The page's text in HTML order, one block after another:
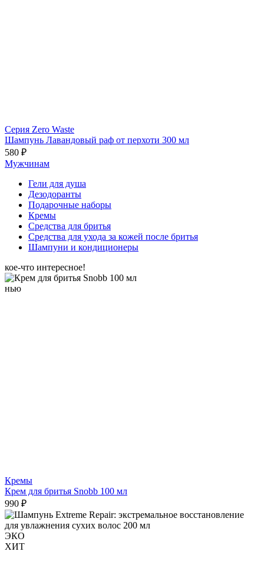
Серия Zero Waste
Шампунь Лавандовый раф от перхоти 300 мл
580 ₽
Мужчинам
Гели для душа
Дезодоранты
Подарочные наборы
Кремы
Средства для бритья
Средства для ухода за кожей после бритья
Шампуни и кондиционеры
кое-что интересное!
нью
Кремы
Крем для бритья Snobb 100 мл
990 ₽
ЭКО
ХИТ